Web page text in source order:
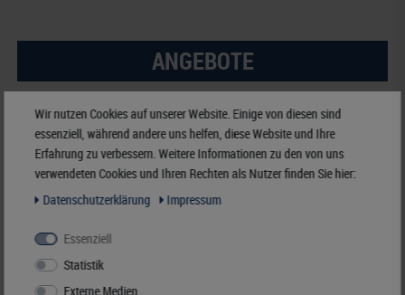
ANGEBOTE
-15%
Wir nutzen Cookies auf unserer Website. Einige von diesen sind
essenziell, während andere uns helfen, diese Website und Ihre
Erfahrung zu verbessern. Weitere Informationen zu den von uns
verwendeten Cookies und Ihren Rechten als Nutzer finden Sie hier:
Daten­schutz­erklärung
Impressum
Essenziell
Statistik
Externe Medien